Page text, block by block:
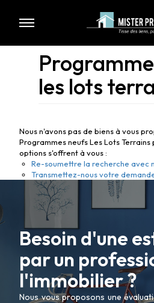
les lots
Nous n'avons pas de biens à vous
Programmes neufs Les Lots
options s'offrent à vous :
Re-soumettre la recherche avec
Transmettez-nous votre
Besoin d'une
par un
l'immobilier ?
Nous vous proposons une